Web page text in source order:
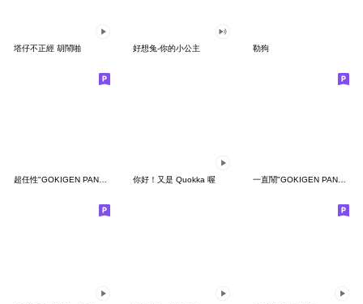
塔仔不正經 胡鬧啪 好想兔-你的小公主 勒狗
你好！又是 Quokka 喔 一直鬧"GOKIGEN PANDA" 台灣版